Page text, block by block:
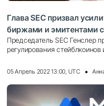
Глава SEC призвал
биржами и эмитентами
Председатель SEC Генслер
регулирования
05 Апрель 2022 13:00, UTC